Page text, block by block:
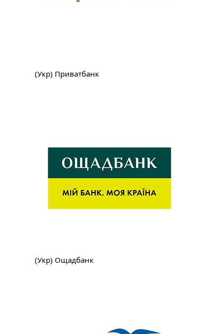
(Укр) Приватбанк
(Укр) Ощадбанк